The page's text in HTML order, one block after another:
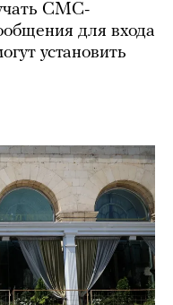
СМС-
для входа
установить